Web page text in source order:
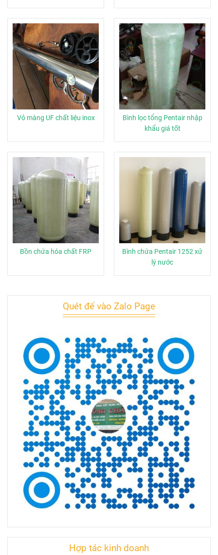
Vỏ màng UF chất liệu inox
Bình lọc tổng Pentair nhập
khẩu giá tốt
Bồn chứa hóa chất FRP
Bình chứa Pentair 1252 xử
lý nước
Quét để vào Zalo Page
Hợp tác kinh doanh